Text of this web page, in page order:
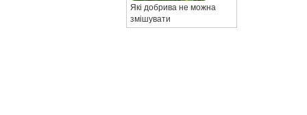
Які добрива не можна
змішувати